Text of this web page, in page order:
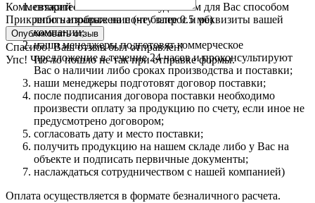
Комментарий
Прикрепить изображение (не более 0.5 мб)
Спасибо! Ваш отзыв был отправлен!
Упс! Что-то пошло не так при отправке формы.
свяжитесь с нами любым удобным для Вас способом
либо направьте на почту запрос и реквизиты вашей
компании;
наши менеджеры подготовят коммерческое
предложение в течение 24 часов и проконсультируют
Вас о наличии либо сроках производства и поставки;
наши менеджеры подготовят договор поставки;
после подписания договора поставки необходимо
произвести оплату за продукцию по счету, если иное не
предусмотрено договором;
согласовать дату и место поставки;
получить продукцию на нашем складе либо у Вас на
объекте и подписать первичные документы;
наслаждаться сотрудничеством с нашей компанией)
Оплата осуществляется в формате безналичного расчета.